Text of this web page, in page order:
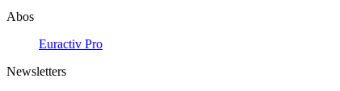
Abos
Euractiv Pro
Newsletters